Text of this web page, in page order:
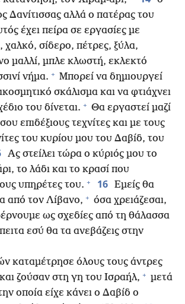
Δανίτισσας αλλά ο πατέρας του
έχει πείρα σε εργασίες με
χαλκό, σίδερο, πέτρες, ξύλα,
μαλλί, μπλε κλωστή, εκλεκτό
νήμα. + Μπορεί να δημιουργεί
σκάλισμα και να φτιάχνει
του δίνεται. + Θα εργαστεί μαζί
επιδέξιους τεχνίτες και με τους
του κυρίου μου του Δαβίδ, του
Ας στείλει τώρα ο κύριός μου το
το λάδι και το κρασί που
υπηρέτες του. + 16 Εμείς θα
από τον Λίβανο, + όσα χρειάζεσαι,
ως σχεδίες από τη θάλασσα
εσύ θα τα ανεβάζεις στην
καταμέτρησε όλους τους άντρες
ζούσαν στη γη του Ισραήλ, + μετά
οποία είχε κάνει ο Δαβίδ ο